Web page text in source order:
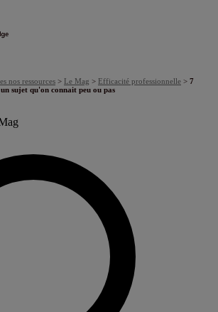
nos ressources > Le Mag > Efficacité professionnelle > 7
sujet qu'on connait peu ou pas